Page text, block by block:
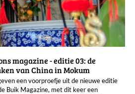
magazine - editie 03: de
van China in Mokum
een voorproefje uit de nieuwe editie
Buik Magazine, met dit keer een